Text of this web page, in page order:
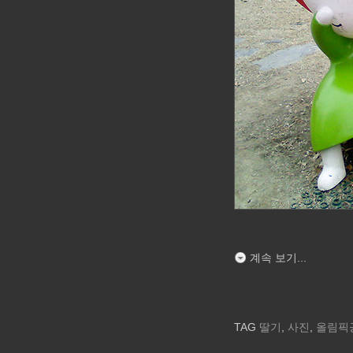
계속 보기...
TAG 딸기 사진 올림픽